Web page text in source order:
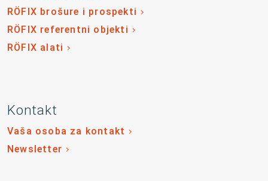
RÖFIX brošure i prospekti
RÖFIX referentni objekti
RÖFIX alati
Kontakt
Vaša osoba za kontakt
Newsletter